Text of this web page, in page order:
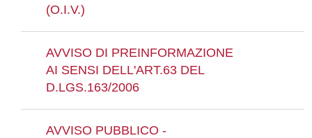
(O.I.V.)
AVVISO DI PREINFORMAZIONE
AI SENSI DELL'ART.63 DEL
D.LGS.163/2006
AVVISO PUBBLICO -